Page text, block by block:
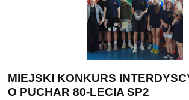
MIEJSKI KONKURS
O PUCHAR 80-LECIA SP2